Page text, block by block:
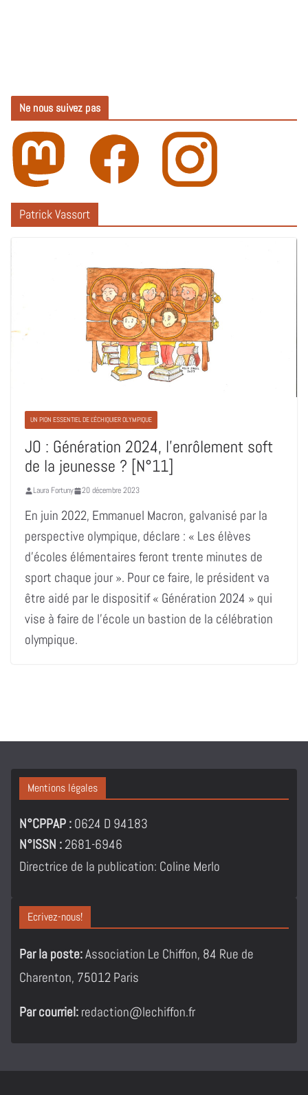
Patrick Vassort
UN PION ESSENTIEL DE L'ÉCHIQUIER OLYMPIQUE
JO : Génération 2024, l’enrôlement soft
de la jeunesse ? [N°11]
Laura Fortuny 20 décembre 2023
En juin 2022, Emmanuel Macron, galvanisé par la
perspective olympique, déclare : « Les élèves
d’écoles élémentaires feront trente minutes de
sport chaque jour ». Pour ce faire, le président va
être aidé par le dispositif « Génération 2024 » qui
vise à faire de l’école un bastion de la célébration
olympique.
Ne nous suivez pas
Mentions légales
N°CPPAP : 0624 D 94183
N°ISSN :2681-6946
Directrice de la publication: Coline Merlo
Ecrivez-nous!
Par la poste:Association Le Chiffon, 84 Rue de
Charenton, 75012 Paris
Par courriel: redaction@lechiffon.fr